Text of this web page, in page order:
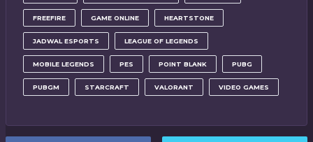
FREEFIRE GAME ONLINE HEARTSTONE
JADWAL ESPORTS LEAGUE OF LEGENDS
MOBILE LEGENDS PES POINT BLANK PUBG
PUBGM STARCRAFT VALORANT VIDEO GAMES